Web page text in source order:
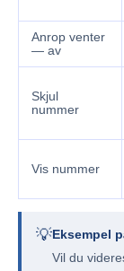
Anrop venter
— av
Skjul
nummer
Vis nummer
💡Eksempel
Vil du